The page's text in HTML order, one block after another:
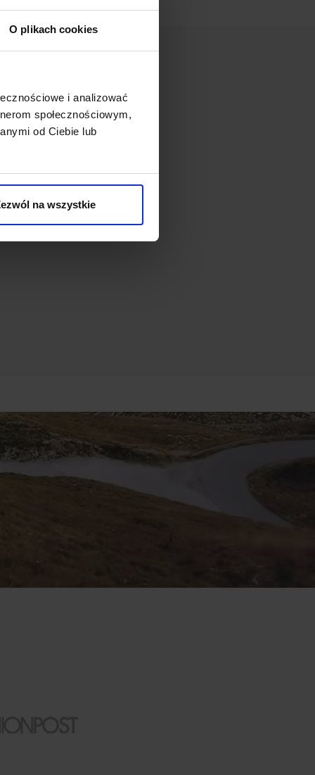
O plikach cookies
i analizować
społecznościowym,
od Ciebie lub
na wszystkie